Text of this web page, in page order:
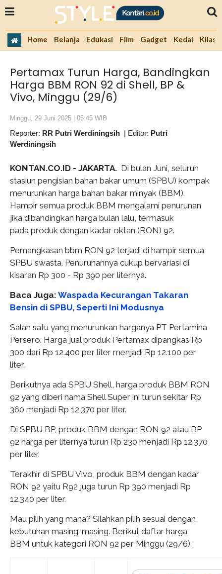
Home Belanja Edukasi Film Gadget Kedai Kilas
Pertamax Turun Harga, Bandingkan
Harga BBM RON 92 di Shell, BP &
Vivo, Minggu (29/6)
Minggu, 29 Juni 2025 | 05:45 WIB
Reporter: RR Putri Werdiningsih | Editor: Putri
Werdiningsih
KONTAN.CO.ID - JAKARTA. Di bulan Juni, seluruh
stasiun pengisian bahan bakar umum (SPBU) kompak
menurunkan harga bahan bakar minyak (BBM).
Hampir semua produk BBM mengalami penurunan
jika dibandingkan harga bulan lalu, termasuk
pada produk dengan kadar oktan (RON) 92.
Pemangkasan bbm RON 92 terjadi di hampir semua
SPBU swasta. Penurunannya cukup bervariasi di
kisaran Rp 300 - Rp 390 per liternya.
Baca Juga: Waspada Kecurangan Takaran
Bensin di SPBU, Seperti Ini Modusnya
Salah satu yang menurunkan harganya PT Pertamina
Persero. Harga jual produk Pertamax dipangkas Rp
300 dari Rp 12.400 per liter menjadi Rp 12.100 per
liter.
Berikutnya ada SPBU Shell, harga produk BBM RON
92 yang diberi nama Shell Super ini turun sekitar Rp
360 menjadi Rp 12.370 per liter.
Di SPBU BP, produk BBM dengan RON 92 atau BP
92 harga per liternya turun Rp 230 menjadi Rp 12.370
per liter.
Terakhir di SPBU Vivo, produk BBM dengan kadar
RON 92 yaitu R92 juga turun Rp 390 menjadi Rp
12.340 per liter.
Mau pilih yang mana? Silahkan pilih sesuai dengan
kebutuhan masing-masing. Berikut daftar harga
BBM untuk kategori RON 92 per Minggu (29/6) :